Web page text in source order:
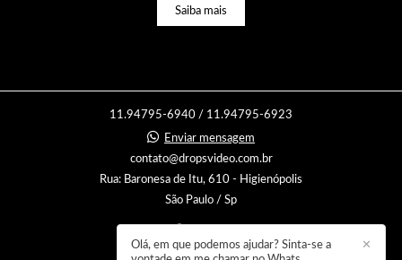
Saiba mais
11.94795-6940 / 11.94795-6923
Enviar mensagem
contato@dropsvideo.com.br
Rua: Baronesa de Itu, 610 - Higienópolis
São Paulo / Sp
✕
Olá, em que podemos ajudar? Sinta-se a